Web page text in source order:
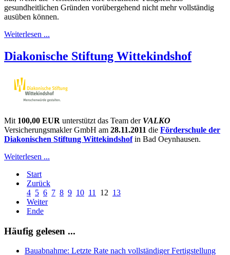
gesundheitlichen Gründen vorübergehend nicht mehr vollständig
ausüben können.
Weiterlesen ...
Diakonische Stiftung Wittekindshof
Mit 100,00 EUR unterstützt das Team der VALKO
Versicherungsmakler GmbH am 28.11.2011 die Förderschule der
Diakonischen Stiftung Wittekindshofin Bad Oeynhausen.
Weiterlesen ...
Start
Zurück
4 5 6 7 8 9 10 11 12 13
Weiter
Ende
Häufig gelesen ...
Bauabnahme: Letzte Rate nach vollständiger Fertigstellung